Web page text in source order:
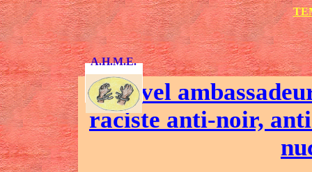
A.H.M.E.
Nouvel
raciste anti-noir,